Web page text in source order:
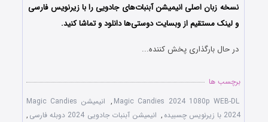
نسخه زبان اصلی انیمیشن آبنبات‌های جادویی را با زیرنویس فارسی
و لینک مستقیم از وبسایت دوستی‌ها دانلود و تماشا کنید.
در حال بارگذاری پخش کننده...
برچسب ها
Magic Candies 2024 1080p WEB-DL
,
انیمیشن Magic Candies
2024 با زیرنویس چسبیده
, انیمیشن آبنبات جادویی 2024 دوبله فارسی
,